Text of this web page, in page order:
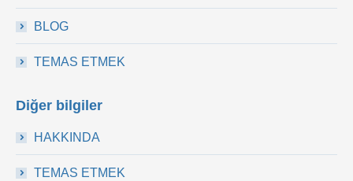
BLOG
TEMAS ETMEK
Diğer bilgiler
HAKKINDA
TEMAS ETMEK